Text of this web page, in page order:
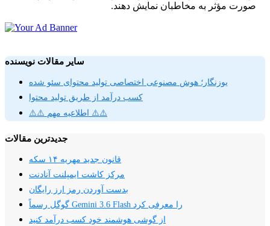
صورت مؤثر به مخاطبان نمایش دهند.
سایر مقالات نویسنده
یوزنگار؛ هوش مصنوعی اختصاصی تولید محتوای سئو شده
کسب درآمد از طریق تولید محتوا
⚠️⚠️ اطلاعیه مهم ⚠️⚠️
جدیدترین مقالات
قانون جدید مهریه ۱۴ سکه
مرکز کاشت ایمپلنت آنادنت
بدست آوردن رمز ارز رایگان
گوگل رسماً Gemini 3.6 Flash را معرفی کرد
از گوشی هوشمند خود کسب درآمد کنید